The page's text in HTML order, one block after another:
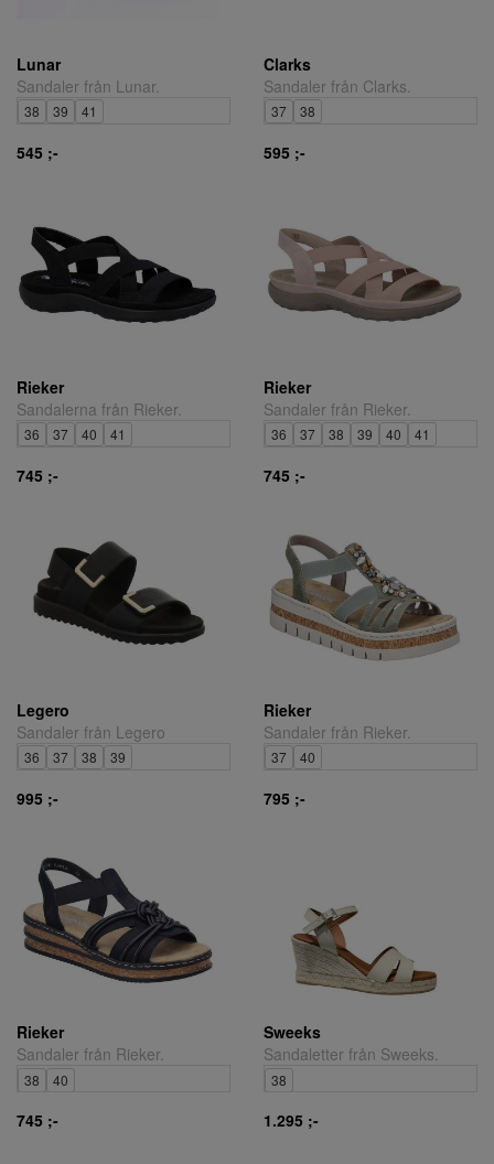
Lunar
Sandaler från Lunar.
38 39 41
545 ;-
Clarks
Sandaler från Clarks.
37 38
595 ;-
Rieker
Sandalerna från Rieker.
36 37 40 41
745 ;-
Rieker
Sandaler från Rieker.
36 37 38 39 40 41
745 ;-
Legero
Sandaler från Legero
36 37 38 39
995 ;-
Rieker
Sandaler från Rieker.
37 40
795 ;-
Rieker
Sandaler från Rieker.
38 40
745 ;-
Sweeks
Sandaletter från Sweeks.
38
1.295 ;-